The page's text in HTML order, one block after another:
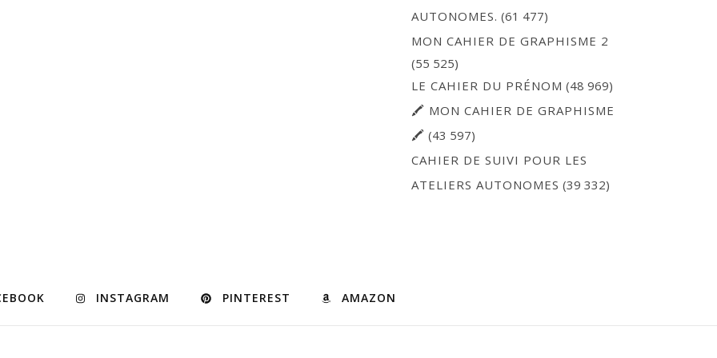
AUTONOMES. (61 477)
MON CAHIER DE GRAPHISME 2
(55 525)
LE CAHIER DU PRÉNOM (48 969)
🖍 MON CAHIER DE GRAPHISME
🖍 (43 597)
CAHIER DE SUIVI POUR LES
ATELIERS AUTONOMES (39 332)
INSTAGRAM PINTEREST AMAZON